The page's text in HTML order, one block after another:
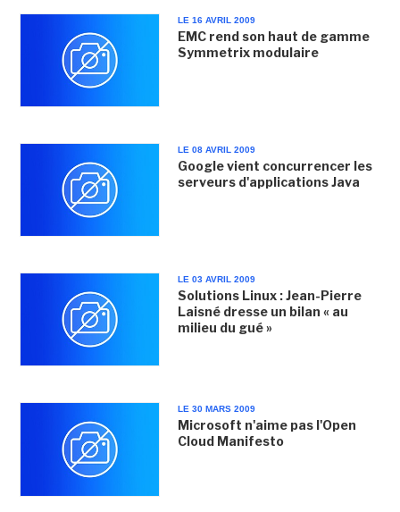
LE 16 AVRIL 2009
EMC rend son haut de gamme
Symmetrix modulaire
LE 08 AVRIL 2009
Google vient concurrencer les
serveurs d'applications Java
LE 03 AVRIL 2009
Solutions Linux : Jean-Pierre
Laisné dresse un bilan « au
milieu du gué »
LE 30 MARS 2009
Microsoft n'aime pas l'Open
Cloud Manifesto